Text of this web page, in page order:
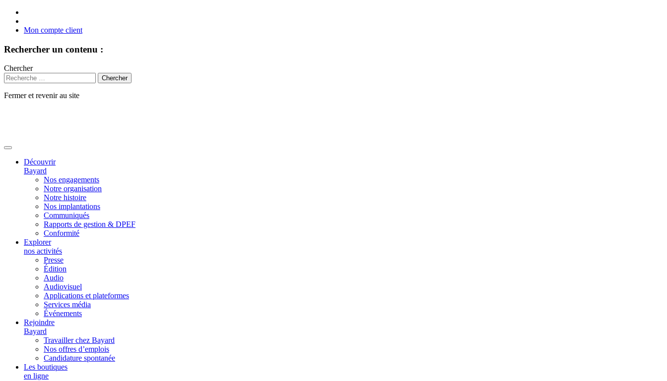
Mon compte client
Rechercher un contenu :
Chercher
Fermer et revenir au site
Découvrir
Bayard
Nos engagements
Notre organisation
Notre histoire
Nos implantations
Communiqués
Rapports de gestion & DPEF
Conformité
Explorer
nos activités
Presse
Édition
Audio
Audiovisuel
Applications et plateformes
Services média
Événements
Rejoindre
Bayard
Travailler chez Bayard
Nos offres d’emplois
Candidature spontanée
Les boutiques
en ligne